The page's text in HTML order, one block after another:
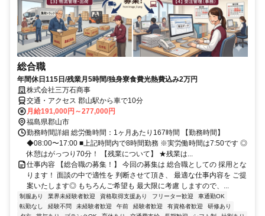
総合職
年間休日115日/残業月5時間/独身寮食費光熱費込み2万円
株式会社三万石商事
交通・アクセス 郡山駅から車で10分
月給191,000円～277,000円
福島県郡山市
勤務時間詳細 総労働時間：1ヶ月あたり167時間 【勤務時間】
◆08:00〜17:00 ■上記時間内で8時間勤務 ※実労働時間は7:50です ◎
休憩はがっつり70分！ 【残業について】 ★残業は...
仕事内容 【総合職の募集！】 今回の募集は 総合職としての 採用とな
ります！ 面談の中で適性を 判断させて頂き、 最適な仕事内容を ご提
案いたします◎ もちろんご希望も 最大限に考慮 しますので、...
制服あり 業界未経験者歓迎 資格取得支援あり フリーター歓迎
車通勤OK
転勤なし
経験不問 未経験者歓迎 午前 経験者歓迎 有資格者歓迎
研修あり